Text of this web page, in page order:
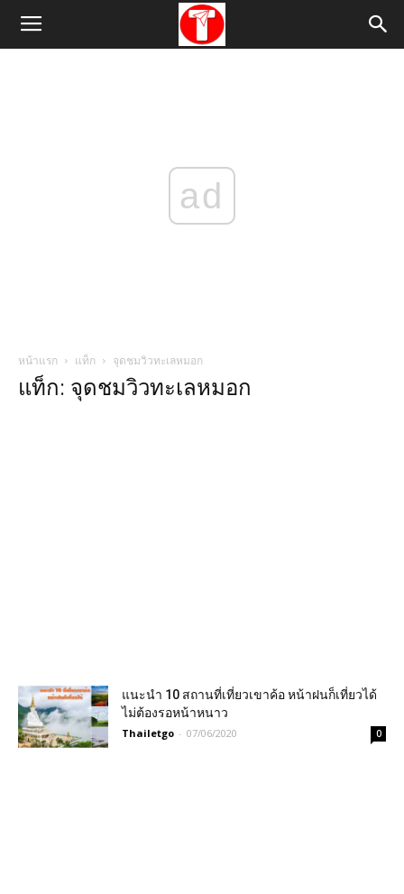
ad
หน้าแรก แท็ก จุดชมวิวทะเลหมอก
แท็ก: จุดชมวิวทะเลหมอก
แนะนำ 10 สถานที่เที่ยวเขาค้อ หน้าฝนก็เที่ยวได้
ไม่ต้องรอหน้าหนาว
Thailetgo - 07/06/2020 0